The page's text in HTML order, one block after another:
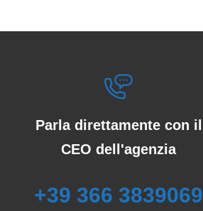
Parla direttamente con il
CEO dell'agenzia
+39 366 3839069